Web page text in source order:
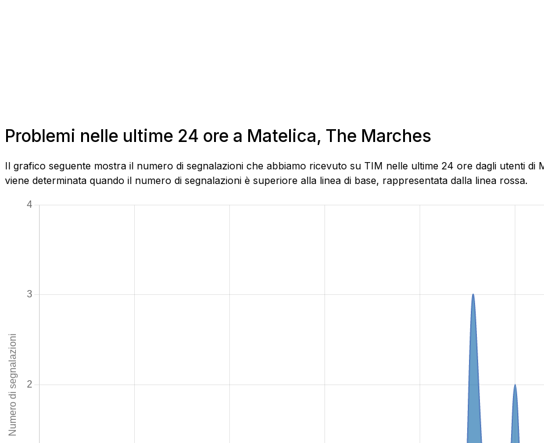
Problemi nelle ultime 24 ore a Matelica, The Marches
Il grafico seguente mostra il numero di segnalazioni che abbiamo ricevuto su TIM nelle ultime 24 ore dagli utenti
viene determinata quando il numero di segnalazioni è superiore alla linea di base, rappresentata dalla linea rossa.